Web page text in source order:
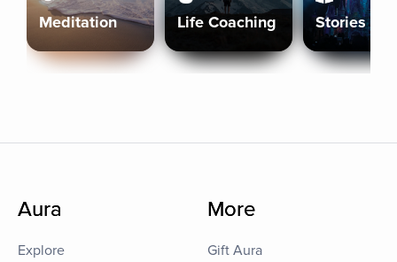
Meditation Life Coaching Stories
Aura
Explore
More
Gift Aura